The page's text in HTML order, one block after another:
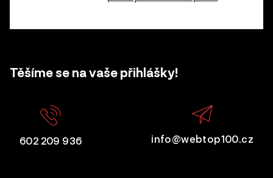
Těšíme se na vaše přihlášky!
602 209 936 info@webtop100.cz